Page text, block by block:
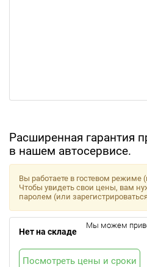
Расширенная гарантия
в нашем автосервисе.
Вы работаете в гостевом
Чтобы увидеть свои цены, вам
паролем (или
Нет на складе
Мы можем
Посмотреть цены и сроки